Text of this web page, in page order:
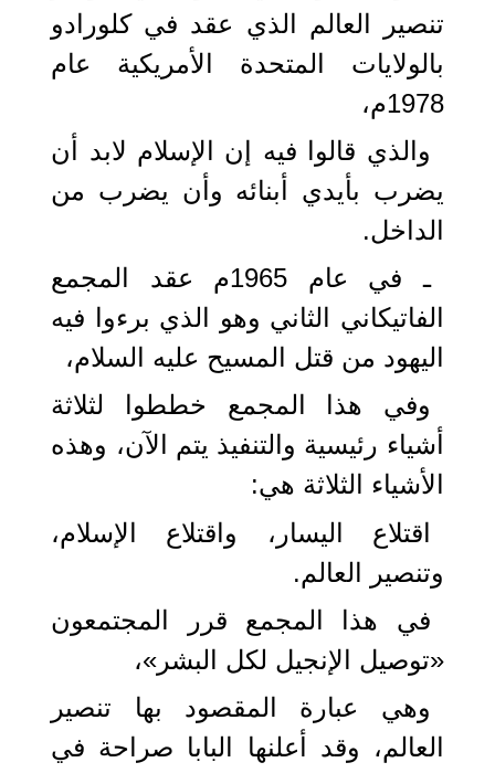
تنصير العالم الذي عقد في كلورادو
بالولايات المتحدة الأمريكية عام
1978م،
والذي قالوا فيه إن الإسلام لابد أن
يضرب بأيدي أبنائه وأن يضرب من
الداخل.
ـ في عام 1965م عقد المجمع
الفاتيكاني الثاني وهو الذي برءوا فيه
اليهود من قتل المسيح عليه السلام،
وفي هذا المجمع خططوا لثلاثة
أشياء رئيسية والتنفيذ يتم الآن، وهذه
الأشياء الثلاثة هي:
اقتلاع اليسار، واقتلاع الإسلام،
وتنصير العالم.
في هذا المجمع قرر المجتمعون
«توصيل الإنجيل لكل البشر»،
وهي عبارة المقصود بها تنصير
العالم، وقد أعلنها البابا صراحة في